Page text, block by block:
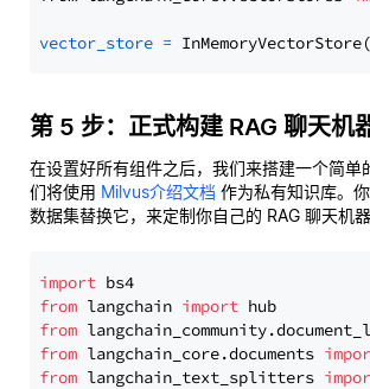
vector_store =
第 5 步：正式构建 RAG 聊天机
在设置好所有组件之后，我们来搭建一个简单
们将使用 Milvus介绍文档 作为私有知识库。
数据集替换它，来定制你自己的 RAG 聊天机器
import
from langchain import
from
from langchain_core.documents
from langchain_text_splitters